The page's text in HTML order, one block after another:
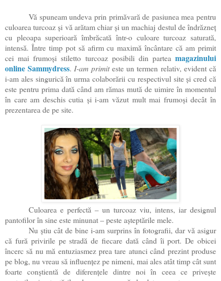
Vă spuneam undeva prin primăvară de pasiunea mea pentru
culoarea turcoaz și vă arătam chiar și un machiaj destul de îndrăzneț
cu pleoapa superioară îmbrăcată într-o culoare turcoaz saturată,
intensă. Între timp pot să afirm cu maximă încântare că am primit
cei mai frumoși stiletto turcoaz posibili din partea magazinului
online Sammydress. I-am primiteste un termen relativ, evident că
i-am ales singurică în urma colaborării cu respectivul site și cred că
este pentru prima dată când am rămas mută de uimire în momentul
în care am deschis cutia și i-am văzut mult mai frumoși decât în
prezentarea de pe site.
Culoarea e perfectă – un turcoaz viu, intens, iar designul
pantofilor în sine este minunat – peste așteptările mele.
Nu știu cât de bine i-am surprins în fotografii, dar vă asigur
că fură privirile pe stradă de fiecare dată când îi port. De obicei
încerc să nu mă entuziasmez prea tare atunci când prezint produse
pe blog, nu vreau să influențez pe nimeni, mai ales atât timp cât sunt
foarte conștientă de diferențele dintre noi în ceea ce privește